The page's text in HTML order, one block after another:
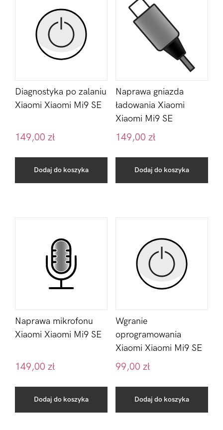
Diagnostyka po zalaniu
Xiaomi Xiaomi Mi9 SE
149,00 zł
Dodaj do koszyka
Naprawa gniazda
ładowania Xiaomi
Xiaomi Mi9 SE
149,00 zł
Dodaj do koszyka
Naprawa mikrofonu
Xiaomi Xiaomi Mi9 SE
149,00 zł
Dodaj do koszyka
Wgranie
oprogramowania
Xiaomi Xiaomi Mi9 SE
99,00 zł
Dodaj do koszyka